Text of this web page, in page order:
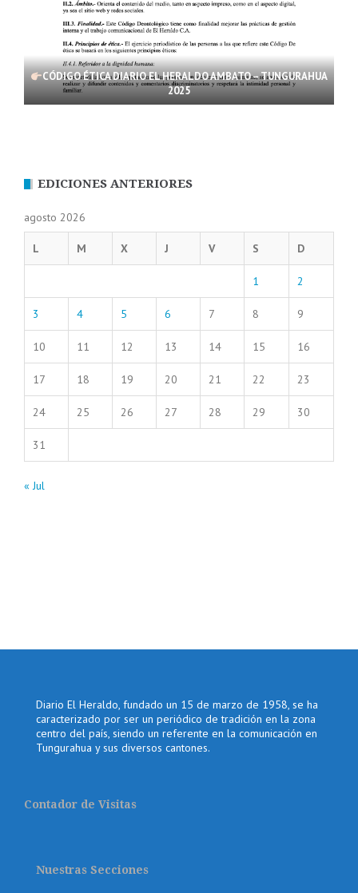
CÓDIGO ÉTICA DIARIO EL HERALDO AMBATO – TUNGURAHUA
2025
EDICIONES ANTERIORES
agosto 2026
L M X J V S D
1 2
3 4 5 6 7 8 9
10 11 12 13 14 15 16
17 18 19 20 21 22 23
24 25 26 27 28 29 30
31
« Jul
Diario El Heraldo, fundado un 15 de marzo de 1958, se ha
caracterizado por ser un periódico de tradición en la zona
centro del país, siendo un referente en la comunicación en
Tungurahua y sus diversos cantones.
Contador de Visitas
Nuestras Secciones